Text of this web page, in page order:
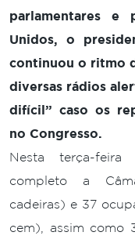
parlamentares e
Unidos, o
continuou o ritmo
diversas rádios
difícil” caso os
no Congresso.
Nesta terça-
completo a
cadeiras) e 37
cem), assim como